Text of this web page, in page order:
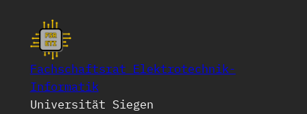
Inhalt
springen
Fachschaftsrat Elektrotechnik-
Informatik
Universität Siegen